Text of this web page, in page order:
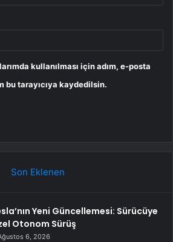
kullanılması için adım, e-posta
bu tarayıcıya kaydedilsin.
Son Eklenen
Yeni Güncellemesi: Sürücüye
Otonom Sürüş
6, 2026